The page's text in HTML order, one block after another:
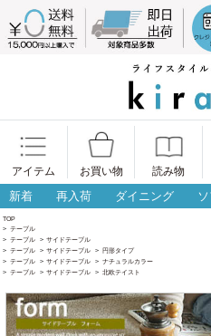
アイテム お買い物 読み物
新着 再入荷 ダイニング
TOP
> テーブル
> テーブル > サイドテーブル
> テーブル > サイドテーブル > 円形タイプ
> テーブル > サイドテーブル > ナチュラルカラー
> テーブル > サイドテーブル > 北欧テイスト